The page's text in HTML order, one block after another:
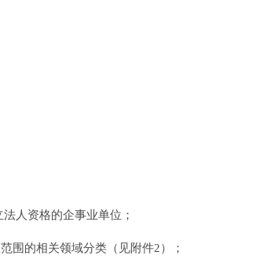
人资格的企事业单位；
围的相关领域分类（见附件2）；